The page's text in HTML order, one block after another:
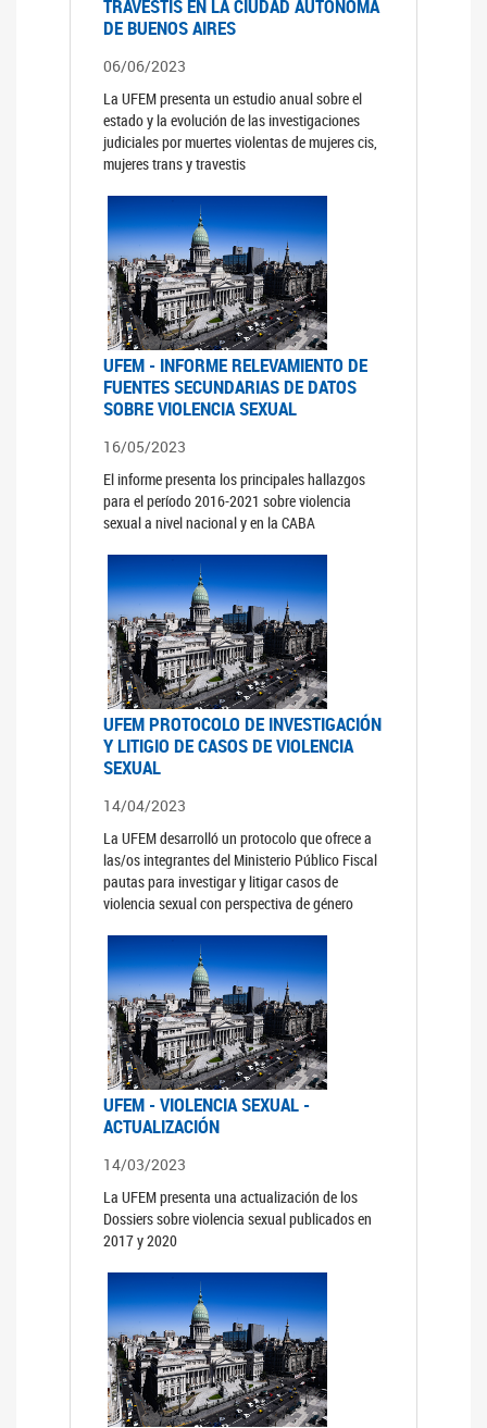
TRAVESTIS EN LA CIUDAD AUTÓNOMA
DE BUENOS AIRES
06/06/2023
La UFEM presenta un estudio anual sobre el
estado y la evolución de las investigaciones
judiciales por muertes violentas de mujeres cis,
mujeres trans y travestis
UFEM - INFORME RELEVAMIENTO DE
FUENTES SECUNDARIAS DE DATOS
SOBRE VIOLENCIA SEXUAL
16/05/2023
El informe presenta los principales hallazgos
para el período 2016-2021 sobre violencia
sexual a nivel nacional y en la CABA
UFEM PROTOCOLO DE INVESTIGACIÓN
Y LITIGIO DE CASOS DE VIOLENCIA
SEXUAL
14/04/2023
La UFEM desarrolló un protocolo que ofrece a
las/os integrantes del Ministerio Público Fiscal
pautas para investigar y litigar casos de
violencia sexual con perspectiva de género
UFEM - VIOLENCIA SEXUAL -
ACTUALIZACIÓN
14/03/2023
La UFEM presenta una actualización de los
Dossiers sobre violencia sexual publicados en
2017 y 2020